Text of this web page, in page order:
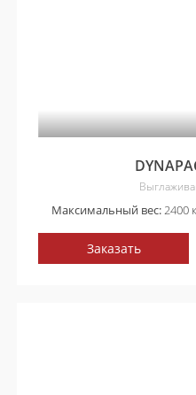
Максимальный вес:2400
Заказать